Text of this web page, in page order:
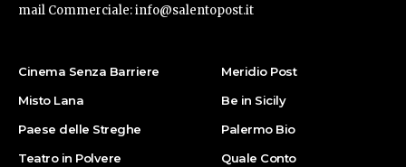
mail Commerciale: info@salentopost.it
Cinema Senza Barriere
Misto Lana
Paese delle Streghe
Teatro in Polvere
Meridio Post
Be in Sicily
Palermo Bio
Quale Conto